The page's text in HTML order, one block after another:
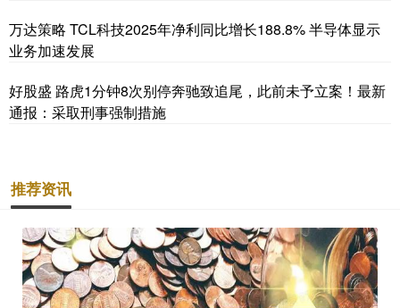
万达策略 TCL科技2025年净利同比增长188.8% 半导体显示
业务加速发展
好股盛 路虎1分钟8次别停奔驰致追尾，此前未予立案！最新
通报：采取刑事强制措施
推荐资讯